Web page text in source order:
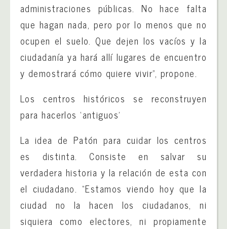
administraciones públicas. No hace falta
que hagan nada, pero por lo menos que no
ocupen el suelo. Que dejen los vacíos y la
ciudadanía ya hará allí lugares de encuentro
y demostrará cómo quiere vivir”, propone.
Los centros históricos se reconstruyen
para hacerlos ‘antiguos’
La idea de Patón para cuidar los centros
es distinta. Consiste en salvar su
verdadera historia y la relación de esta con
el ciudadano. “Estamos viendo hoy que la
ciudad no la hacen los ciudadanos, ni
siquiera como electores, ni propiamente